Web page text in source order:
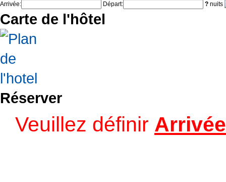
Arrivée: Départ: ? nuits
Carte de l'hôtel
Réserver
Veuillez définir Arrivée